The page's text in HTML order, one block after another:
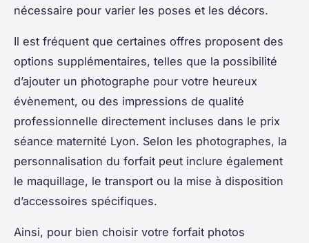
nécessaire pour varier les poses et les décors.
Il est fréquent que certaines offres proposent des
options supplémentaires, telles que la possibilité
d’ajouter un photographe pour votre heureux
évènement, ou des impressions de qualité
professionnelle directement incluses dans le prix
séance maternité Lyon. Selon les photographes, la
personnalisation du forfait peut inclure également
le maquillage, le transport ou la mise à disposition
d’accessoires spécifiques.
Ainsi, pour bien choisir votre forfait photos